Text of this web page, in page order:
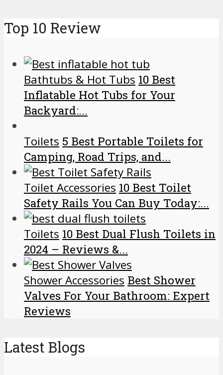
Top 10 Review
Bathtubs & Hot Tubs 10 Best
Inflatable Hot Tubs for Your
Backyard:...
Toilets 5 Best Portable Toilets for
Camping, Road Trips, and...
Toilet Accessories 10 Best Toilet
Safety Rails You Can Buy Today:...
Toilets 10 Best Dual Flush Toilets in
2024 – Reviews &...
Shower Accessories Best Shower
Valves For Your Bathroom: Expert
Reviews
Latest Blogs